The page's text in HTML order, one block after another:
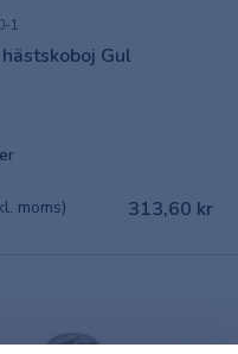
1
Gul
moms) 313,60 kr